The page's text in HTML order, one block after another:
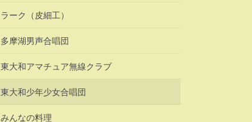
ラーク（皮細工）
多摩湖男声合唱団
東大和アマチュア無線クラブ
東大和少年少女合唱団
みんなの料理